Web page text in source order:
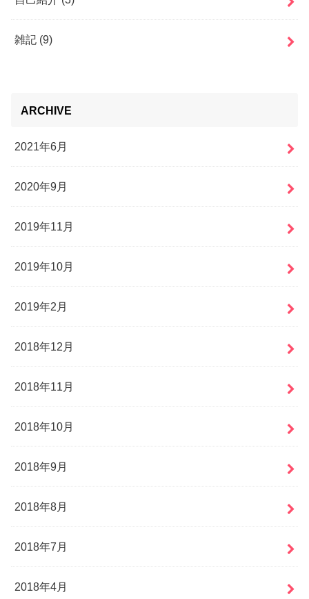
雑記 (9)
ARCHIVE
2021年6月
2020年9月
2019年11月
2019年10月
2019年2月
2018年12月
2018年11月
2018年10月
2018年9月
2018年8月
2018年7月
2018年4月